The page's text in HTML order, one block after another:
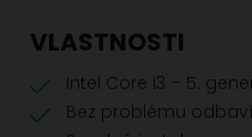
VLASTNOSTI
Intel Core i3 – 5.
Bez problému